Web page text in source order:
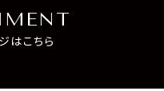
はこちら